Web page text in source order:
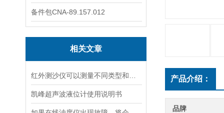
备件包CNA-89.157.012
相关文章
凯峰超声波液位计使用说明书
产品介绍：
品牌